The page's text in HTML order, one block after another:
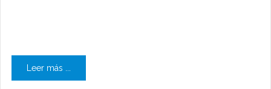
Leer más ...